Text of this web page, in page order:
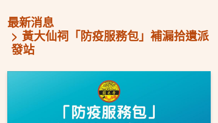
最新消息
黃大仙祠「防疫服務包」補漏拾遺派
發站